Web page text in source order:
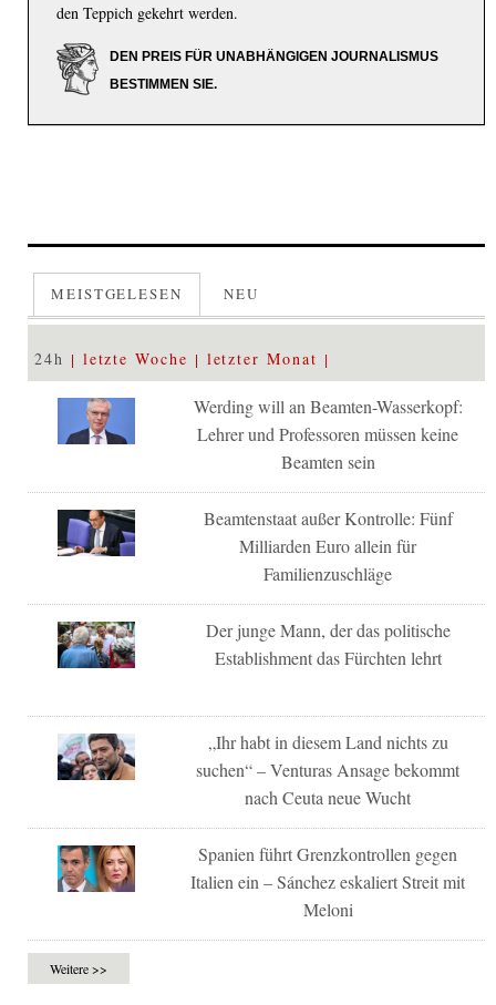
den Teppich gekehrt werden.
DEN PREIS FÜR UNABHÄNGIGEN JOURNALISMUS
BESTIMMEN SIE.
MEISTGELESEN NEU
24h letzte Woche letzter Monat
Werding will an Beamten-Wasserkopf:
Lehrer und Professoren müssen keine
Beamten sein
Beamtenstaat außer Kontrolle: Fünf
Milliarden Euro allein für
Familienzuschläge
Der junge Mann, der das politische
Establishment das Fürchten lehrt
„Ihr habt in diesem Land nichts zu
suchen“ – Venturas Ansage bekommt
nach Ceuta neue Wucht
Spanien führt Grenzkontrollen gegen
Italien ein – Sánchez eskaliert Streit mit
Meloni
Weitere >>